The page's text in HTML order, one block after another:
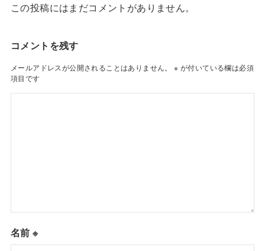
この投稿にはまだコメントがありません。
コメントを残す
メールアドレスが公開されることはありません。 ※ が付いている欄は必須
項目です
名前※